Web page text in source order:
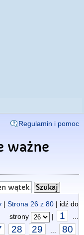
Regulamin i pomoc
ważne
| Strona 26 z 80 | idź do
strony
| 1
28 29 80